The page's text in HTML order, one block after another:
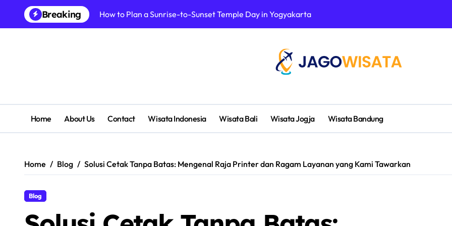
content
Breaking How to Plan a Sunrise-to-Sunset Temple Day in Yogyakarta Melindungi
Home About Us Contact Wisata Indonesia Wisata Bali Wisata Jogja Wisata Bandung
Home Blog Solusi Cetak Tanpa Batas: Mengenal Raja Printer dan Ragam Layanan yang Kami Tawarkan
Blog